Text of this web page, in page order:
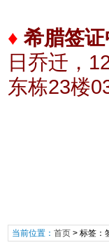
♦ 希腊签证
日乔迁，
东栋23楼
当前位置： 首页> 标签：